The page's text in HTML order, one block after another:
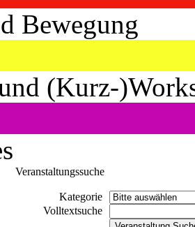
Bewegung
(Kurz-
Veranstaltungssuche
Kategorie
Volltextsuche